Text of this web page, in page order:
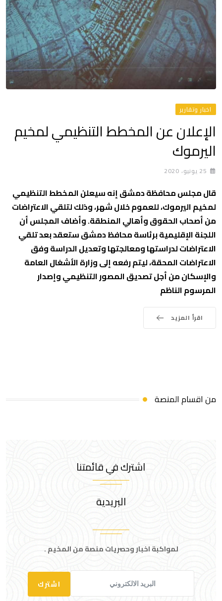
اخبار وتقارير
الإعلان عن المخطط التنظيمي لمخيم
اليرموك
25 يونيو، 2020
قال مجلس محافظة دمشق إنه سيعلن المخطط التنظيمي
لمخيم اليرموك، للعموم خلال شهر، وذلك لتلقي الاعتراضات
من أصحاب الحقوق وأهالي المنطقة. وأضاف المجلس أن
اللجنة الإقليمية برئاسة محافظ دمشق ستعقد بعد تلقي
الاعتراضات لدراستها ومعالجتها وتعديل الدراسة وفق
الاعتراضات المحقة، ليتم رفعه إلى وزارة الأشغال العامة
والإسكان من أجل تصديق المصور التنظيمي وإصدار
المرسوم الناظم
اقرأ المزيد
من اقسام المنصة
اشترك في قائمتنا
البريدية
لمواكبة اخبار وحصريات منصة من المخيم .
اشترك